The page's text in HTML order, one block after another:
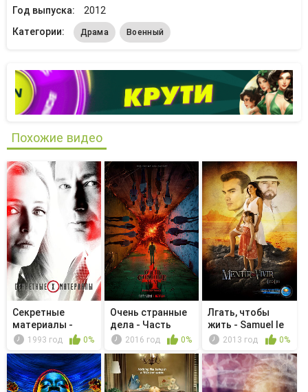
Год выпуска:
2012
Категории:
Драма Военный
Похожие видео
Секретные
материалы -
Неестественный
1993 год 0%
Очень странные
дела - Часть
четвертая...
2016 год 0%
Лгать, чтобы
жить - Samuel le
dispara...
2013 год 0%